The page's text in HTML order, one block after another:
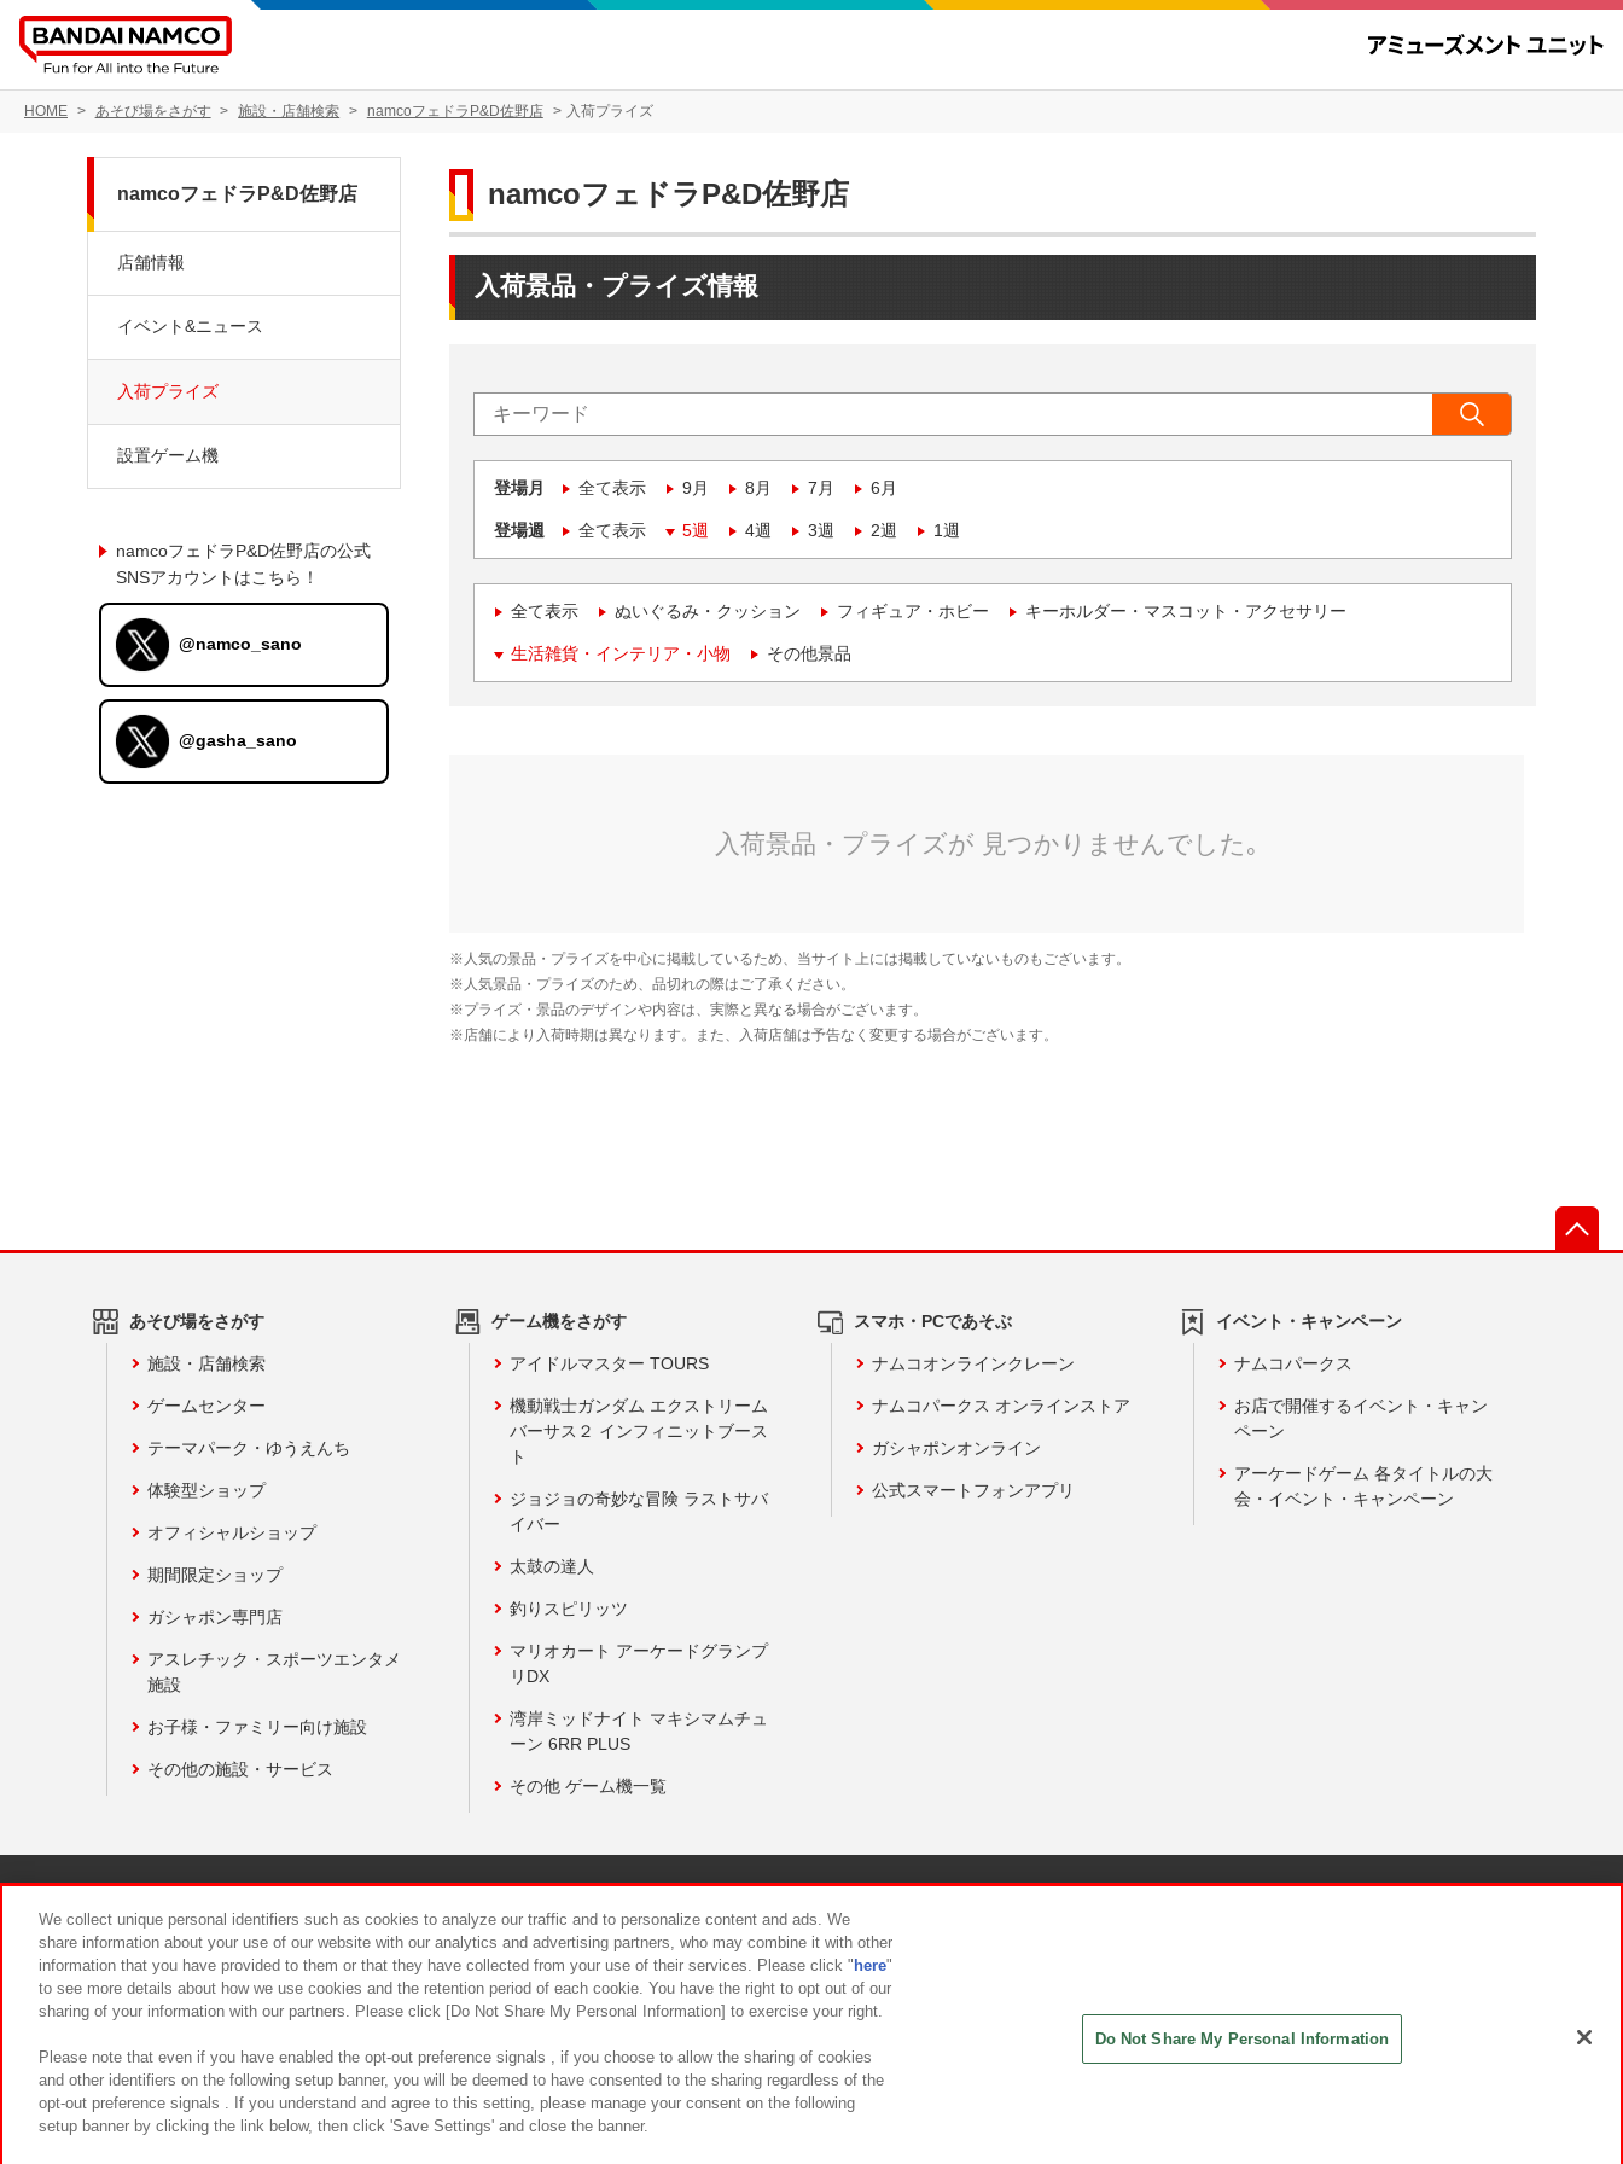
HOME あそび場をさがす 施設・店舗検索 namcoフェドラP&D佐野店 入荷プライズ
namcoフェドラP&D佐野店
入荷景品・プライズ情報
登場月 全て表示 9月 8月 7月 6月
登場週 全て表示 5週 4週 3週 2週 1週
全て表示 ぬいぐるみ・クッション フィギュア・ホビー キーホルダー・マスコット・アクセサリー
生活雑貨・インテリア・小物 その他景品
namcoフェドラP&D佐野店
店舗情報
イベント&ニュース
入荷プライズ
設置ゲーム機
namcoフェドラP&D佐野店の公式
SNSアカウントはこちら！
@namco_sano
@gasha_sano
あそび場をさがす
施設・店舗検索
ゲームセンター
テーマパーク・ゆうえんち
体験型ショップ
オフィシャルショップ
期間限定ショップ
ガシャポン専門店
アスレチック・スポーツエンタメ
施設
お子様・ファミリー向け施設
その他の施設・サービス
ゲーム機をさがす
アイドルマスター TOURS
機動戦士ガンダム エクストリーム
バーサス２ インフィニットブース
ト
ジョジョの奇妙な冒険 ラストサバ
イバー
太鼓の達人
釣りスピリッツ
マリオカート アーケードグランプ
リDX
湾岸ミッドナイト マキシマムチュ
ーン 6RR PLUS
その他 ゲーム機一覧
スマホ・PCであそぶ
ナムコオンラインクレーン
ナムコパークス オンラインストア
ガシャポンオンライン
公式スマートフォンアプリ
イベント・キャンペーン
ナムコパークス
お店で開催するイベント・キャン
ペーン
アーケードゲーム 各タイトルの大
会・イベント・キャンペーン
食品のご提供について カスタマーハラスメント対応方針
We collect unique personal identifiers such as cookies to analyze our traffic and to personalize content and ads. We
share information about your use of our website with our analytics and advertising partners, who may combine it with other
information that you have provided to them or that they have collected from your use of their services. Please click " here"
to see more details about how we use cookies and the retention period of each cookie. You have the right to opt out of our
sharing of your information with our partners. Please click [Do Not Share My Personal Information] to exercise your right.
Please note that even if you have enabled the opt-out preference signals , if you choose to allow the sharing of cookies
and other identifiers on the following setup banner, you will be deemed to have consented to the sharing regardless of the
opt-out preference signals . If you understand and agree to this setting, please manage your consent on the following
setup banner by clicking the link below, then click 'Save Settings' and close the banner.
Do Not Share My Personal Information